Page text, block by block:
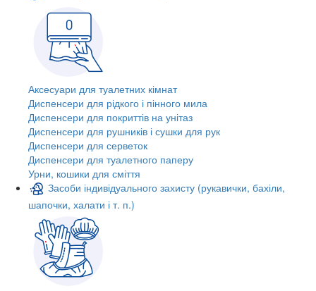
Аксесуари для туалетних кімнат
Диспенсери для рідкого і пінного мила
Диспенсери для покриттів на унітаз
Диспенсери для рушників і сушки для рук
Диспенсери для серветок
Диспенсери для туалетного паперу
Урни, кошики для сміття
Засоби індивідуального захисту (рукавички, бахіли,
шапочки, халати і т. п.)